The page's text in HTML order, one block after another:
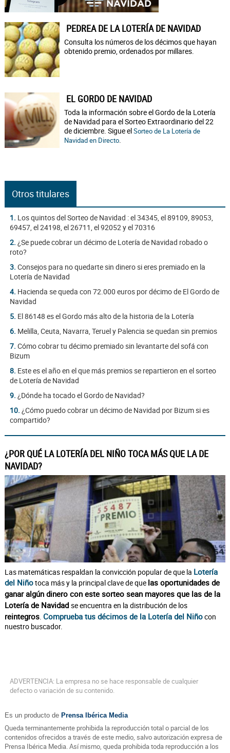
PEDREA DE LA LOTERÍA DE NAVIDAD
Consulta los números de los décimos que hayan
obtenido premio, ordenados por millares.
EL GORDO DE NAVIDAD
Toda la información sobre el Gordo de la Lotería
de Navidad para el Sorteo Extraordinario del 22
de diciembre. Sigue elSorteo de La Lotería de
Navidad en Directo.
Otros titulares
1. Los quintos del Sorteo de Navidad : el 34345, el 89109, 89053,
69457, el 24198, el 26711, el 92052 y el 70316
2. ¿Se puede cobrar un décimo de Lotería de Navidad robado o
roto?
3. Consejos para no quedarte sin dinero si eres premiado en la
Lotería de Navidad
4. Hacienda se queda con 72.000 euros por décimo de El Gordo de
Navidad
5. El 86148 es el Gordo más alto de la historia de la Lotería
6. Melilla, Ceuta, Navarra, Teruel y Palencia se quedan sin premios
7. Cómo cobrar tu décimo premiado sin levantarte del sofá con
Bizum
8. Este es el año en el que más premios se repartieron en el sorteo
de Lotería de Navidad
9. ¿Dónde ha tocado el Gordo de Navidad?
10. ¿Cómo puedo cobrar un décimo de Navidad por Bizum si es
compartido?
¿POR QUÉ LA LOTERÍA DEL NIÑO TOCA MÁS QUE LA DE
NAVIDAD?
Las matemáticas respaldan la convicción popular de que la Lotería
del Niñotoca más y la principal clave de que las oportunidades de
ganar algún dinero con este sorteo sean mayores que las de la
Lotería de Navidad se encuentra en la distribución de los
reintegros. Comprueba tus décimos de la Lotería del Niñocon
nuestro buscador.
ADVERTENCIA: La empresa no se hace responsable de cualquier
defecto o variación de su contenido.
Es un producto de Prensa Ibérica Media
Queda terminantemente prohibida la reproducción total o parcial de los
contenidos ofrecidos a través de este medio, salvo autorización expresa de
Prensa Ibérica Media. Así mismo, queda prohibida toda reproducción a los